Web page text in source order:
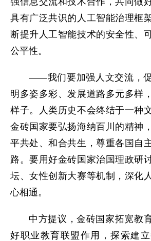
具有广泛共识的人工智能治理框
断提升人工智能技术的安全性、
公平性。
——我们要加强人文交流，
明多姿多彩、发展道路多元多样
样子。人类历史不会终结于一种
金砖国家要弘扬海纳百川的精神
平共处、和合共生，尊重各国自
路。要用好金砖国家治国理政研
坛、女性创新大赛等机制，深化
心相通。
中方提议，金砖国家拓宽教
好职业教育联盟作用，探索建